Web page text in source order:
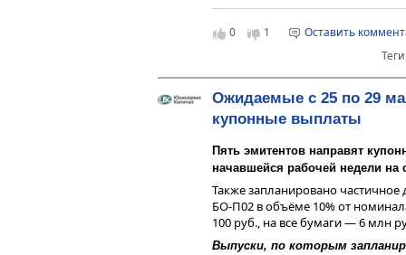
До конца 2026 года ООО
опытный образец
Это полный аналог
концентрацию сероводорода и
сероочистки SRU/TGTU.
линий: позволяет в
оптимизирует подачу воздуха,
серы, снижает выбросы
В 2025 году компания ещё
нового поколения —ХРОМОС
только текущую линейку, но и
хроматограф — оборудование,
жидкостей. До 2028 года
хроматографов нового образца.
Дополнительно «ХРОМОС
0 1
Оставить
Ожидаемые с 25 по 29
купонные выплаты
Пять эмитентов направят
начавшейся рабочей недели на
Также запланировано
БО-П02 в объёме 10% от
100 руб., на все бумаги — 6 млн
Выпуски, по которым